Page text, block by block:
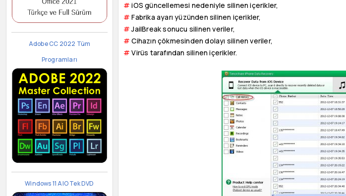
Adobe CC 2022 Tüm
Programları
Windows 11 AIO Tek DVD
# iOS güncellemesi nedeniyle silinen içerikler,
# Fabrika ayarı yüzünden silinen içerikler,
#JailBreak sonucu silinen veriler,
# Cihazın çökmesinden dolayı silinen veriler,
# Virüs tarafından silinen içerikler.